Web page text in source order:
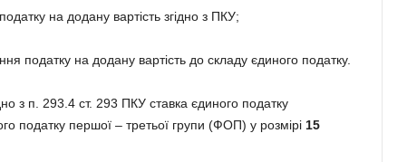
на додану вартість згідно з ПКУ;
податку на додану вартість до складу єдиного податку.
з п. 293.4 ст. 293 ПКУ ставка єдиного податку
податку першої – третьої групи (ФОП) у розмірі 15